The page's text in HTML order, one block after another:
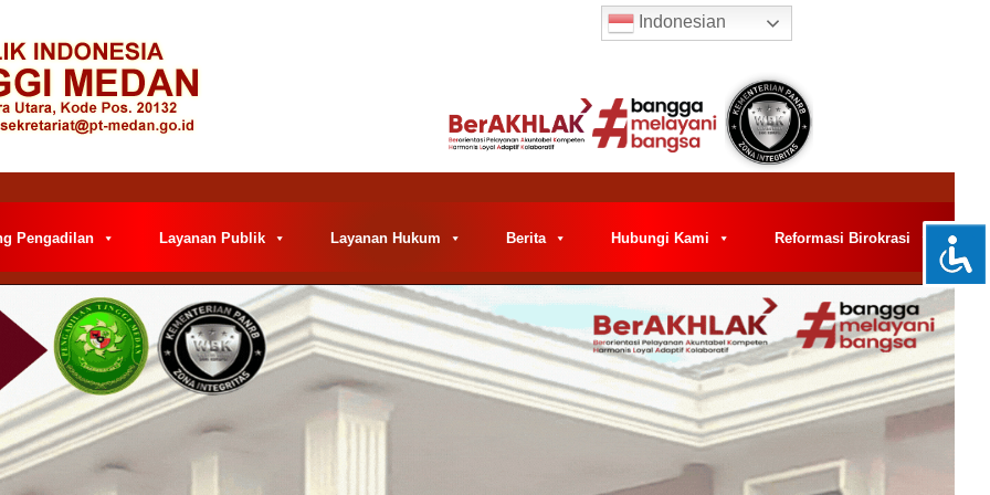
Indonesian
Pengadilan Layanan Publik Layanan Hukum Berita Hubungi Kami Reformasi Birokrasi